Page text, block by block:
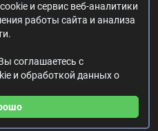
19.+7 495 617-55-80
«Поехали!».
на сайте,
возможно только с согласия
и сервис веб-аналитики
работы сайта и анализа
соглашаетесь с
и обработкой данных о